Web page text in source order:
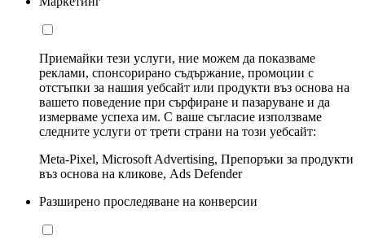
Приемайки тези услуги, ние можем да показваме
реклами, спонсорирано съдържание, промоции с
отстъпки за нашия уебсайт или продукти въз основа на
вашето поведение при сърфиране и пазаруване и да
измерваме успеха им. С ваше съгласие използваме
следните услуги от трети страни на този уебсайт:
Meta-Pixel, Microsoft Advertising, Препоръки за продукти
въз основа на кликове, Ads Defender
Разширено проследяване на конверсии